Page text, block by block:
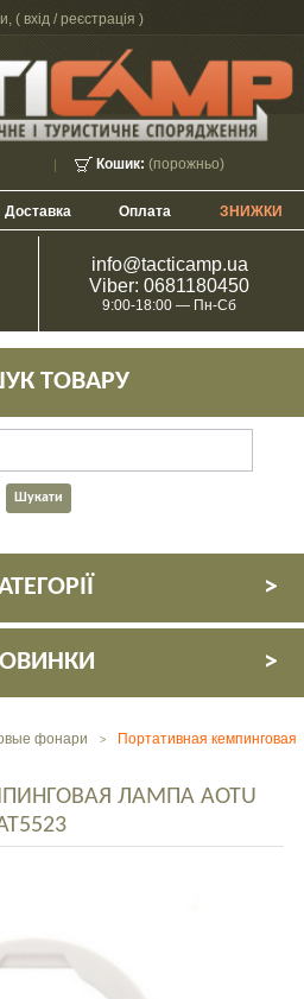
( вхід / реєстрація )
Кошик: (порожньо)
Доставка Оплата ЗНИЖКИ
info@tacticamp.ua
Viber: 0681180450
9:00-18:00 — Пн-Сб
ТОВАРУ
фонари >
Портативная кемпинговая
ЛАМПА AOTU